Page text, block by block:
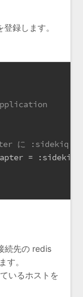
録します。
に :sidekiq を
=
:sidekiq
続先の redis
す。
いるホストを